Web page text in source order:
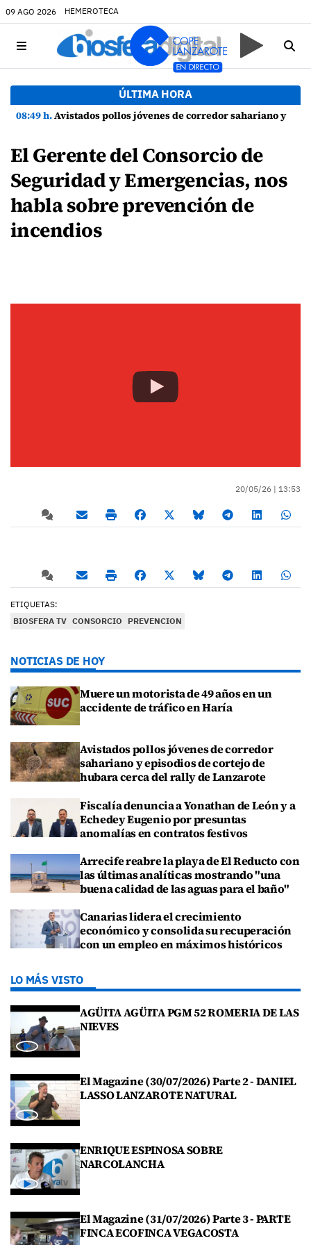
09 AGO 2026 HEMEROTECA
ÚLTIMA HORA
08:49 h.Avistados pollos jóvenes de corredor sahariano y episodios de cortejo de hubara cerca del rally de Lanzarote
El Gerente del Consorcio de
Seguridad y Emergencias, nos
habla sobre prevención de
incendios
20/05/26 | 13:53
ETIQUETAS:
BIOSFERA TV CONSORCIO PREVENCION
NOTICIAS DE HOY
Muere un motorista de 49 años en un
accidente de tráfico en Haría
Avistados pollos jóvenes de corredor
sahariano y episodios de cortejo de
hubara cerca del rally de Lanzarote
Fiscalía denuncia a Yonathan de León y a
Echedey Eugenio por presuntas
anomalías en contratos festivos
Arrecife reabre la playa de El Reducto con
las últimas analíticas mostrando "una
buena calidad de las aguas para el baño"
Canarias lidera el crecimiento
económico y consolida su recuperación
con un empleo en máximos históricos
LO MÁS VISTO
AGÜITA AGÜITA PGM 52 ROMERIA DE LAS
NIEVES
El Magazine (30/07/2026) Parte 2 - DANIEL
LASSO LANZAROTE NATURAL
ENRIQUE ESPINOSA SOBRE
NARCOLANCHA
El Magazine (31/07/2026) Parte 3 - PARTE
FINCA ECOFINCA VEGACOSTA